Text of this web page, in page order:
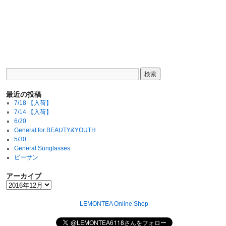
最近の投稿
7/18 【入荷】
7/14 【入荷】
6/20
General for BEAUTY&YOUTH
5/30
General Sunglasses
ビーサン
アーカイブ
LEMONTEA Online Shop